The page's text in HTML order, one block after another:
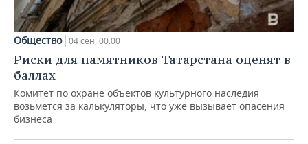
Общество 04 сен, 00:00
Риски для памятников Татарстана оценят в
баллах
Комитет по охране объектов культурного наследия
возьмется за калькуляторы, что уже вызывает опасения
бизнеса